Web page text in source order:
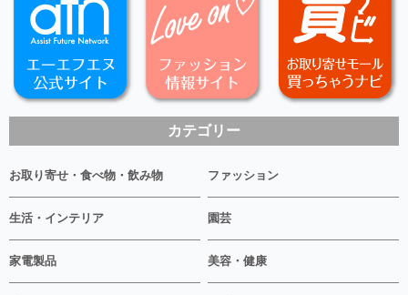
カテゴリー
お取り寄せ・食べ物・飲み物 ファッション
生活・インテリア 園芸
家電製品 美容・健康